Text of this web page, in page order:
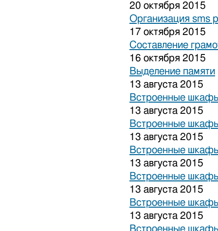
20 октября 2015
Организация sms
17 октября 2015
Составление
16 октября 2015
Выделение памяти
13 августа 2015
Встроенные
13 августа 2015
Встроенные
13 августа 2015
Встроенные
13 августа 2015
Встроенные
13 августа 2015
Встроенные
13 августа 2015
Встроенные